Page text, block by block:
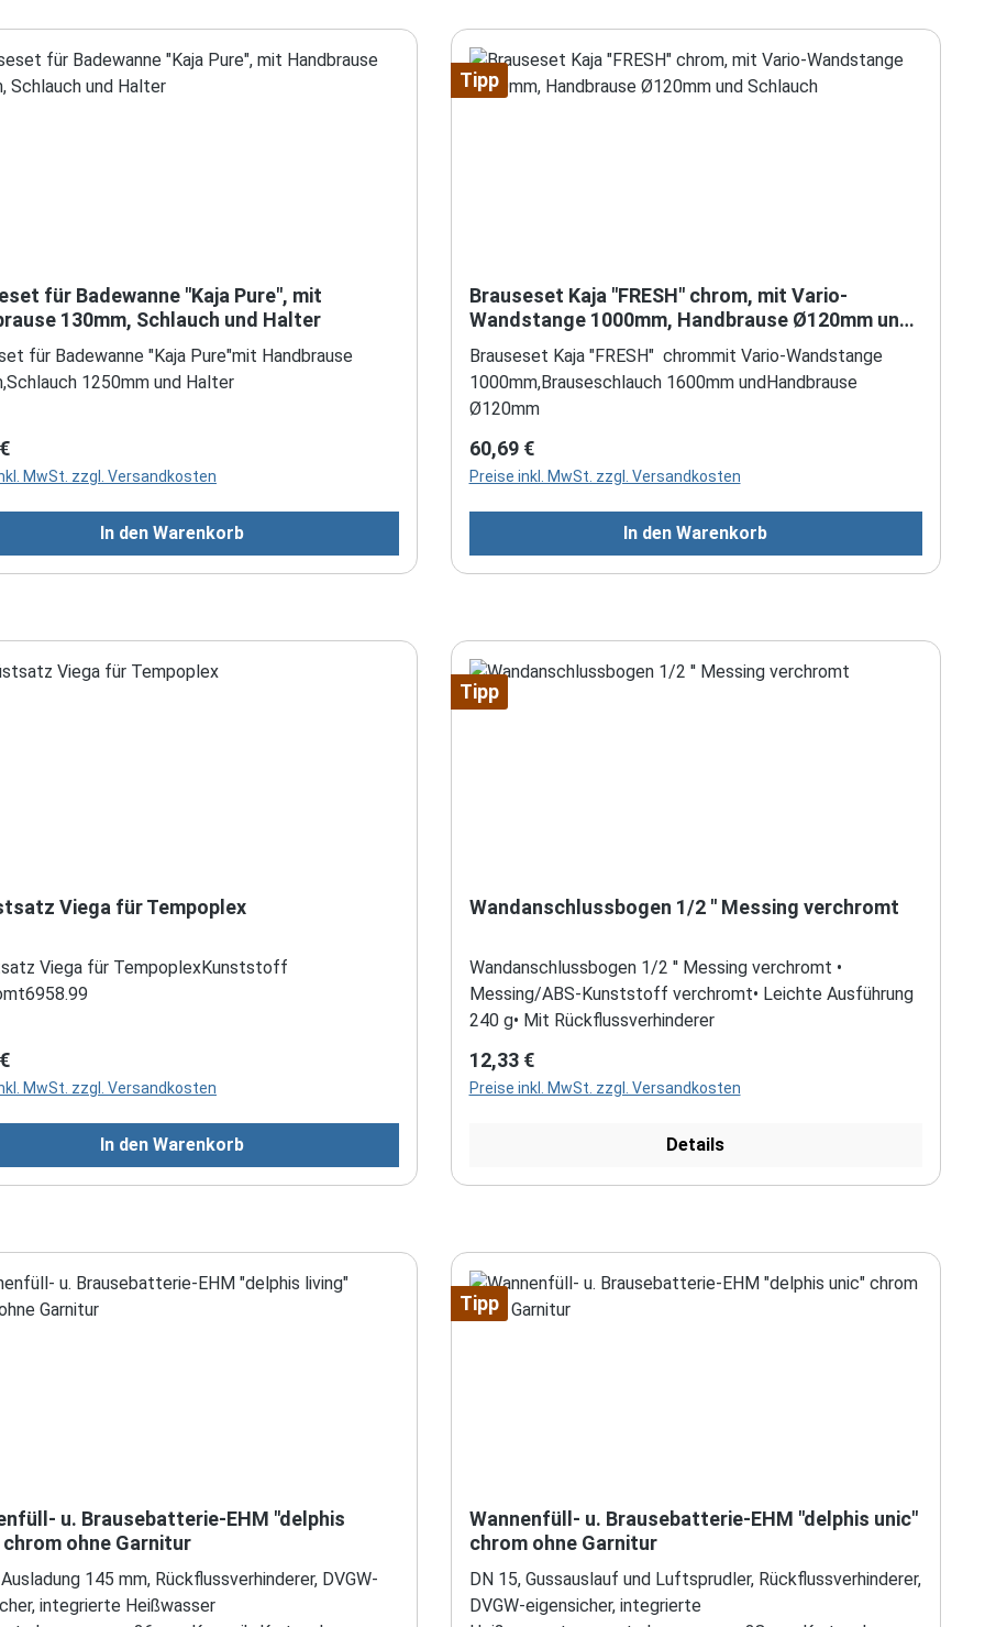
für Badewanne "Kaja Pure", mit
130mm, Schlauch und Halter
für Badewanne "Kaja Pure"mit Handbrause
1250mm und Halter
Preis:
MwSt. zzgl. Versandkosten
In den Warenkorb
Tipp
Brauseset Kaja "FRESH" chrom, mit Vario-
Wandstange 1000mm, Handbrause Ø120mm und
Schlauch
Brauseset Kaja "FRESH" chrommit Vario-Wandstange
1000mm,Brauseschlauch 1600mm undHandbrause
Ø120mm
Regulärer Preis:
60,69 €
Preise inkl. MwSt. zzgl. Versandkosten
In den Warenkorb
Viega für Tempoplex
Viega für TempoplexKunststoff
Preis:
MwSt. zzgl. Versandkosten
In den Warenkorb
Tipp
Wandanschlussbogen 1/2 '' Messing verchromt
Wandanschlussbogen 1/2 '' Messing verchromt •
Messing/ABS-Kunststoff verchromt• Leichte Ausführung
240 g• Mit Rückflussverhinderer
Regulärer Preis:
12,33 €
Preise inkl. MwSt. zzgl. Versandkosten
Details
u. Brausebatterie-EHM "delphis
chrom ohne Garnitur
145 mm, Rückflussverhinderer, DVGW-
integrierte Heißwasser
Tipp
Wannenfüll- u. Brausebatterie-EHM "delphis unic"
chrom ohne Garnitur
DN 15, Gussauslauf und Luftsprudler, Rückflussverhinderer,
DVGW-eigensicher, integrierte